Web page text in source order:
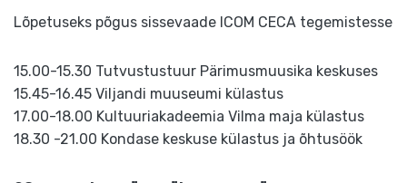
Lõpetuseks põgus sissevaade ICOM CECA tegemistesse
15.00-15.30 Tutvustustuur Pärimusmuusika keskuses
15.45-16.45 Viljandi muuseumi külastus
17.00-18.00 Kultuuriakadeemia Vilma maja külastus
18.30 -21.00 Kondase keskuse külastus ja õhtusöök